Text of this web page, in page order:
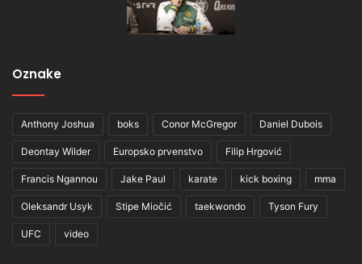
Oznake
Anthony Joshua boks Conor McGregor Daniel Dubois
Deontay Wilder Europsko prvenstvo Filip Hrgović
Francis Ngannou Jake Paul karate kick boxing mma
Oleksandr Usyk Stipe Miočić taekwondo Tyson Fury
UFC video